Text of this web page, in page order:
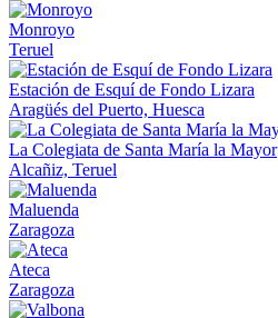
Monroyo
Teruel
Estación de Esquí de Fondo Lizara
Aragüés del Puerto, Huesca
La Colegiata de Santa María la Mayor
Alcañiz, Teruel
Maluenda
Zaragoza
Ateca
Zaragoza